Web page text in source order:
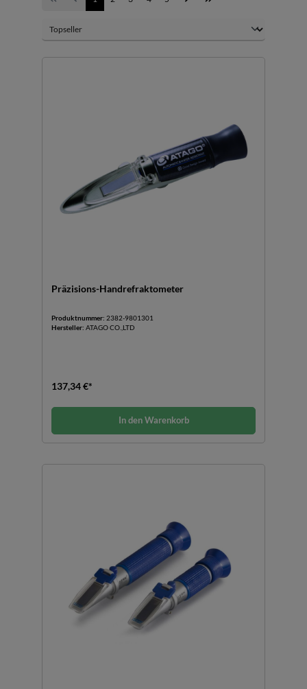
Präzisions-Handrefraktometer
Produktnummer: 2382-9801301
Hersteller: ATAGO CO.,LTD
137,34 €*
In den Warenkorb